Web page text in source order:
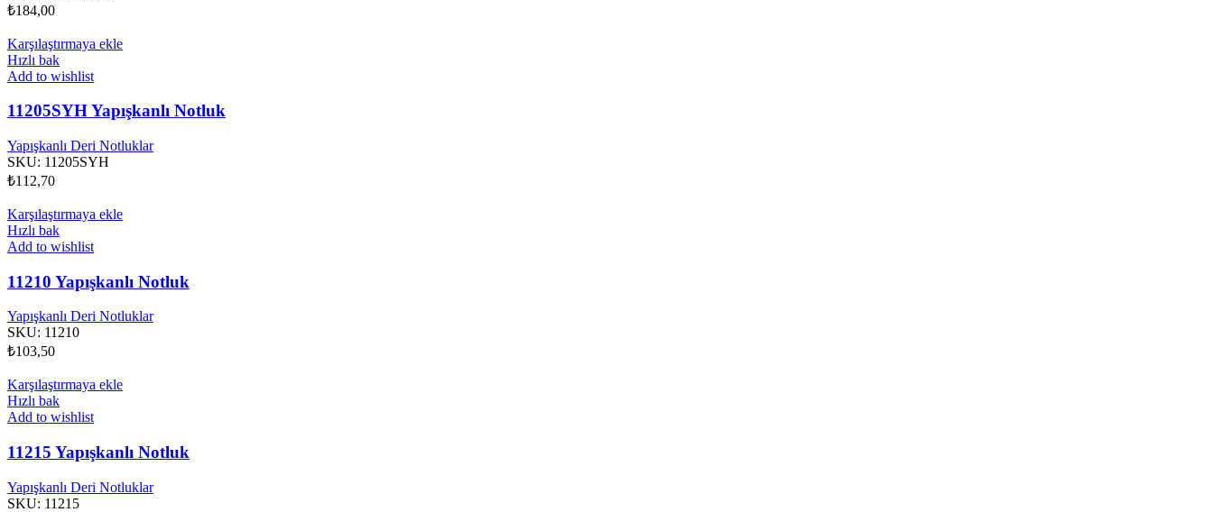
₺184,00
Karşılaştırmaya ekle
Hızlı bak
Add to wishlist
11205SYH Yapışkanlı Notluk
Yapışkanlı Deri Notluklar
SKU: 11205SYH
₺112,70
Karşılaştırmaya ekle
Hızlı bak
Add to wishlist
11210 Yapışkanlı Notluk
Yapışkanlı Deri Notluklar
SKU: 11210
₺103,50
Karşılaştırmaya ekle
Hızlı bak
Add to wishlist
11215 Yapışkanlı Notluk
Yapışkanlı Deri Notluklar
SKU: 11215